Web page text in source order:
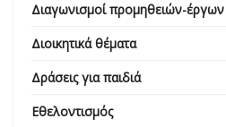
Διαγωνισμοί προμηθειών-έργων
Διοικητικά θέματα
Δράσεις για παιδιά
Εθελοντισμός